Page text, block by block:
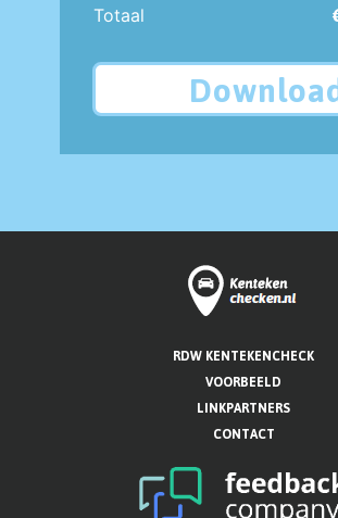
Totaal
RDW KENTEKENCHECK
VOORBEELD
LINKPARTNERS
CONTACT